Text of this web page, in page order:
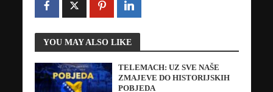
YOU MAY ALSO LIKE
TELEMACH: UZ SVE NAŠE
ZMAJEVE DO HISTORIJSKIH
POBJEDA